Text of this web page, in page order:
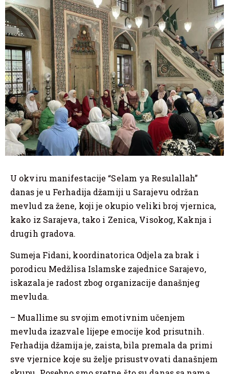
U okviru manifestacije “Selam ya Resulallah”
danas je u Ferhadija džamiji u Sarajevu održan
mevlud za žene, koji je okupio veliki broj vjernica,
kako iz Sarajeva, tako i Zenica, Visokog, Kaknja i
drugih gradova.
Sumeja Fidani, koordinatorica Odjela za brak i
porodicu Medžlisa Islamske zajednice Sarajevo,
iskazala je radost zbog organizacije današnjeg
mevluda.
– Muallime su svojim emotivnim učenjem
mevluda izazvale lijepe emocije kod prisutnih.
Ferhadija džamija je, zaista, bila premala da primi
sve vjernice koje su želje prisustvovati današnjem